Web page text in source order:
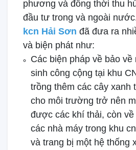
phương và đồng thời thu
đầu tư trong và ngoài
kcn Hải Sơn đã đưa ra
và biện phát như:
Các biện pháp về bảo
sinh công cộng tại khu
trồng thêm các cây xanh
cho môi trường trở nên
được các khí thải, còn
các nhà máy trong khu
và trang bị một hệ thống